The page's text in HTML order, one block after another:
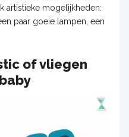
artistieke mogelijkheden:
paar goeie lampen, een
of vliegen